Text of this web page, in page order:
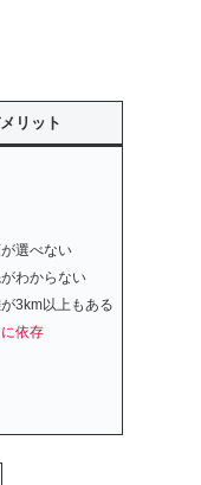
リット
が選べない
がわからない
が3km以上もある
依存